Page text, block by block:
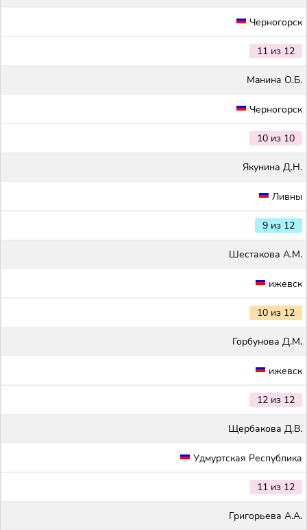
Черногорск
11 из 12
Maнина О.Б.
Черногорск
10 из 10
Якунина Д.Н.
Ливны
9 из 12
Шестакова А.М.
ижевск
10 из 12
Горбунова Д.М.
ижевск
12 из 12
Щербакова Д.В.
Удмуртская Республика
11 из 12
Григорьева А.А.